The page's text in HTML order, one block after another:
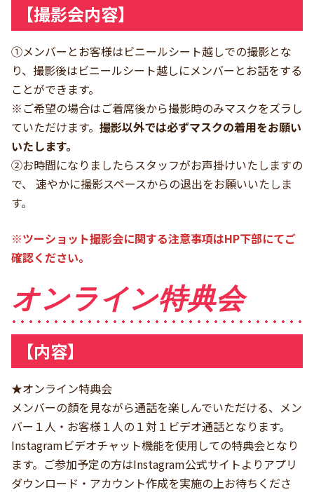
【撮影会内容】
①メンバーとお客様はビニールシート越しでの撮影とな
り、撮影後はビニールシート越しにメンバーとお話をする
ことができます。
※ご希望の場合はご着席後から撮影時のみマスクをズラし
ていただけます。 撮影以外では必ずマスクの着用をお願い
いたします。
②お時間になりましたらスタッフがお声掛けいたしますの
で、 速やかに撮影スペースからの退出をお願いいたしま
す。
※ツーショット撮影会に関する注意事項はHP下部にてご
確認ください。
オンライン特典会
【内容】
★オンライン特典会
メンバーの顏を見ながら通話を楽しんでいただける、メン
バー１人・お客様１人の１対１ビデオ通話となります。
Instagramビデオチャット機能を使用しての特典会となり
ます。ご参加予定の方はInstagram公式サイトよりアプリ
ダウンロード・アカウント作成を実施の上お待ちくださ